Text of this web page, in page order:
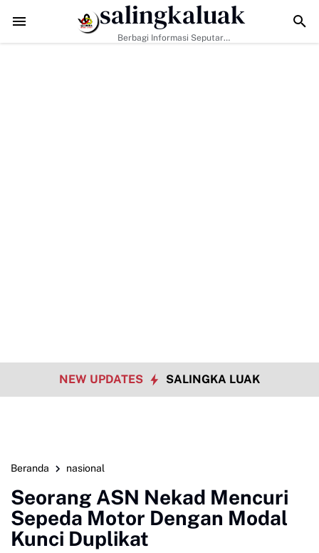
Data Sosial Jadi Kunci, Hj. Aida Dorong Nagari Aktif Pastikan
salingkaluak
Berbagi Informasi Seputar
NEW UPDATES SALINGKA LUAK
Beranda nasional
Seorang ASN Nekad Mencuri
Sepeda Motor Dengan Modal
Kunci Duplikat